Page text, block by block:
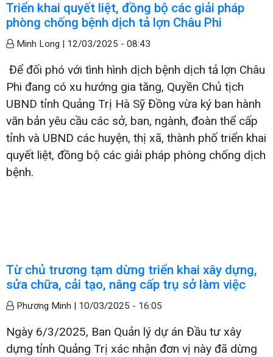
Triển khai quyết liệt, đồng bộ các giải pháp
phòng chống bệnh dịch tả lợn Châu Phi
Minh Long | 12/03/2025 - 08:43
Để đối phó với tình hình dịch bệnh dịch tả lợn Châu
Phi đang có xu hướng gia tăng, Quyền Chủ tịch
UBND tỉnh Quảng Trị Hà Sỹ Đồng vừa ký ban hành
văn bản yêu cầu các sở, ban, ngành, đoàn thể cấp
tỉnh và UBND các huyện, thị xã, thành phố triển khai
quyết liệt, đồng bộ các giải pháp phòng chống dịch
bệnh.
Từ chủ trương tạm dừng triển khai xây dựng,
sửa chữa, cải tạo, nâng cấp trụ sở làm việc
Phương Minh | 10/03/2025 - 16:05
Ngày 6/3/2025, Ban Quản lý dự án Đầu tư xây
dựng tỉnh Quảng Trị xác nhận đơn vị này đã dừng